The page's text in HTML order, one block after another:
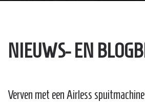
NIEUWS- EN
Verven met een Airless spuitmachine